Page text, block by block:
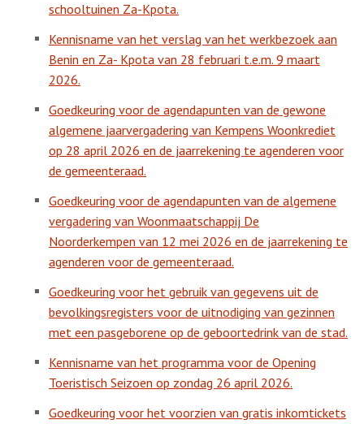
schooltuinen Za-Kpota.
Kennisname van het verslag van het werkbezoek aan
Benin en Za- Kpota van 28 februari t.e.m. 9 maart
2026.
Goedkeuring voor de agendapunten van de gewone
algemene jaarvergadering van Kempens Woonkrediet
op 28 april 2026 en de jaarrekening te agenderen voor
de gemeenteraad.
Goedkeuring voor de agendapunten van de algemene
vergadering van Woonmaatschappij De
Noorderkempen van 12 mei 2026 en de jaarrekening te
agenderen voor de gemeenteraad.
Goedkeuring voor het gebruik van gegevens uit de
bevolkingsregisters voor de uitnodiging van gezinnen
met een pasgeborene op de geboortedrink van de stad.
Kennisname van het programma voor de Opening
Toeristisch Seizoen op zondag 26 april 2026.
Goedkeuring voor het voorzien van gratis inkomtickets